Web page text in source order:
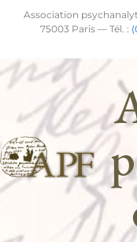
Association
75003 Paris — Tél. :